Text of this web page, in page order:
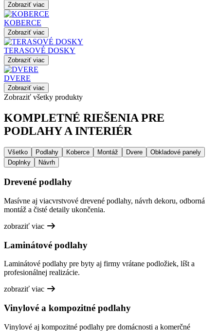
Zobraziť viac
KOBERCE
Zobraziť viac
TERASOVÉ DOSKY
Zobraziť viac
DVERE
Zobraziť viac
Zobraziť všetky produkty
KOMPLETNÉ RIEŠENIA PRE
PODLAHY A INTERIÉR
Všetko Podlahy Koberce Montáž Dvere
Obkladové panely
Doplnky
Návrh
Drevené podlahy
Masívne aj viacvrstvové drevené podlahy, návrh dekoru, odborná
montáž a čisté detaily ukončenia.
zobraziť viac
Laminátové podlahy
Laminátové podlahy pre byty aj firmy vrátane podložiek, líšt a
profesionálnej realizácie.
zobraziť viac
Vinylové a kompozitné podlahy
Vinylové aj kompozitné podlahy pre domácnosti a komerčné